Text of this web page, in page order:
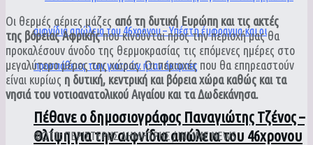
Πέθανε ο δημοσιογράφος Παναγιώτης Τζένος –
Θλίψη για την αιφνίδια απώλεια του 46χρονου
Οι θερμές αέριες μάζες από τη δυτική Ευρώπη και τις ακτές
της βόρειας Αφρικήςπου κινούνται προς την περιοχή μας θα
προκαλέσουν άνοδο της θερμοκρασίας τις επόμενες ημέρες στο
μεγαλύτερο μέρος της χώρας. Οι περιοχές που θα επηρεαστούν
είναι κυρίως η δυτική, κεντρική και βόρεια χώρα καθώς και τα
νησιά του νοτιοανατολικού Αιγαίου και τα Δωδεκάνησα.
ΦΩΤΟ: ΠΕΡΙΣΤΕΡΗΣ ΔΗΜΗΤΡΗΣ / INTIME NEWS